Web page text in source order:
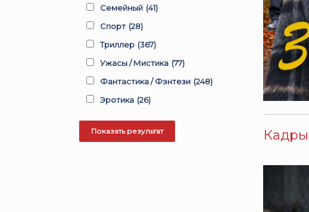
Семейный (41)
Спорт (28)
Триллер (367)
Ужасы / Мистика (77)
Фантастика / Фэнтези (248)
Эротика (26)